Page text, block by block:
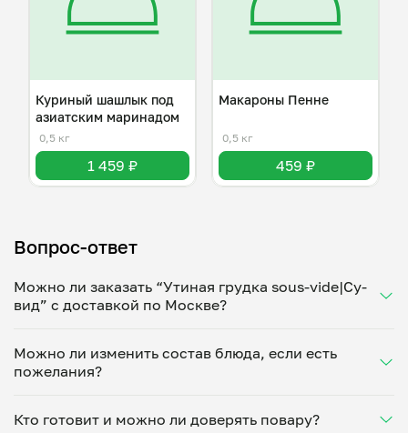
Куриный шашлык под
азиатским маринадом
0,5 кг
1 459 ₽
Макароны Пенне
0,5 кг
459 ₽
Вопрос-ответ
Можно ли заказать “Утиная грудка sous-vide|Су-
вид” с доставкой по Москве?
Укажите удобное время — и получите свежее
домашнее блюдо в большой порции прямо с плиты.
минут. Статус заказа отслеживайте в личном
кабинете, а с поваром можно связаться напрямую в
Можно ли изменить состав блюда, если есть
пожелания?
под ваши предпочтения: уберет специи, снизит
Кто готовит и можно ли доверять повару?